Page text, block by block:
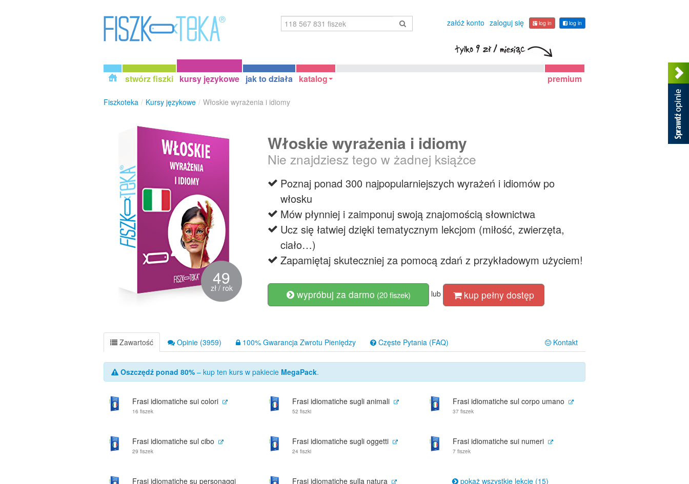
log in
log in
załóż konto zaloguj się
stwórz fiszki kursy językowe jak to działa katalog premium
Fiszkoteka / Kursy językowe / Włoskie wyrażenia i idiomy
49
zł / rok
Włoskie wyrażenia i idiomy
Nie znajdziesz tego w żadnej książce
Poznaj ponad 300 najpopularniejszych wyrażeń i idiomów po
włosku
Mów płynniej i zaimponuj swoją znajomością słownictwa
Ucz się łatwiej dzięki tematycznym lekcjom (miłość, zwierzęta,
ciało…)
Zapamiętaj skuteczniej za pomocą zdań z przykładowym użyciem!
wypróbuj za darmo (20 fiszek) lub kup pełny dostęp
Zawartość Opinie (3959) 100% Gwarancja Zwrotu Pieniędzy Częste Pytania (FAQ) Kontakt
Oszczędź ponad 80% – kup ten kurs w pakiecie MegaPack.
Frasi idiomatiche sui colori
16 fiszek
Frasi idiomatiche sugli animali
52 fiszki
Frasi idiomatiche sul corpo umano
37 fiszek
Frasi idiomatiche sul cibo
29 fiszek
Frasi idiomatiche sugli oggetti
24 fiszki
Frasi idiomatiche sui numeri
7 fiszek
Frasi idiomatiche su personaggi
Frasi idiomatiche sulla natura pokaż wszystkie lekcje (15)